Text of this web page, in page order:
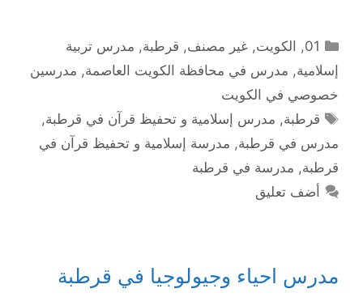
التصنيفات
01
, الكويت,غير مصنف, قرطبة, مدرس تربية
إسلامية, مدرس في محافظة الكويت العاصمة, مدرسين
خصوصي في الكويت
الوسوم
قرطبة, مدرس إسلامية و تحفيظ قرآن في قرطبة,
مدرس في قرطبة, مدرسة إسلامية و تحفيظ قرآن في
قرطبة, مدرسة في قرطبة
أضف تعليق
مدرس احياء وجيولوجيا في قرطبة